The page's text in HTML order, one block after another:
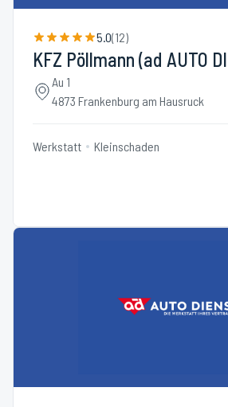
5.0(12)
KFZ Pöllmann (ad AUTO
Au 1
4873 Frankenburg am Hausruck
Werkstatt Kleinschaden